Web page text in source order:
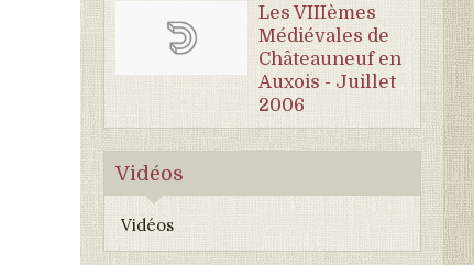
Les VIIIèmes
Médiévales de
Châteauneuf en
Auxois - Juillet
2006
Vidéos
Vidéos